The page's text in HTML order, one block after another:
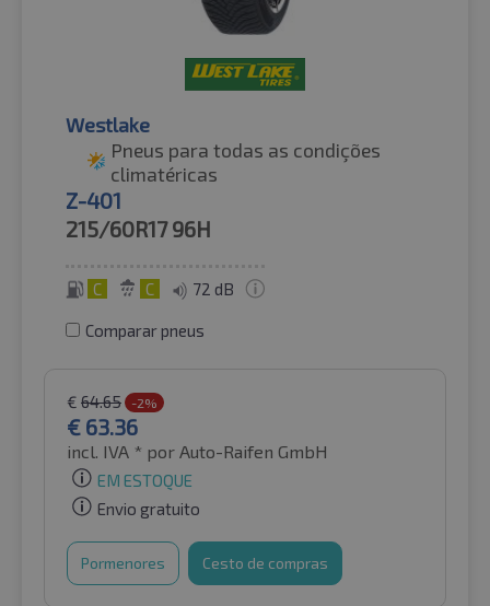
Westlake
Pneus para todas as condições
climatéricas
Z-401
215/60R17 96H
C C 72 dB
Comparar pneus
€ 64.65 -2%
€ 63.36
incl. IVA * por Auto-Raifen GmbH
EM ESTOQUE
Envio gratuito
Pormenores Cesto de compras